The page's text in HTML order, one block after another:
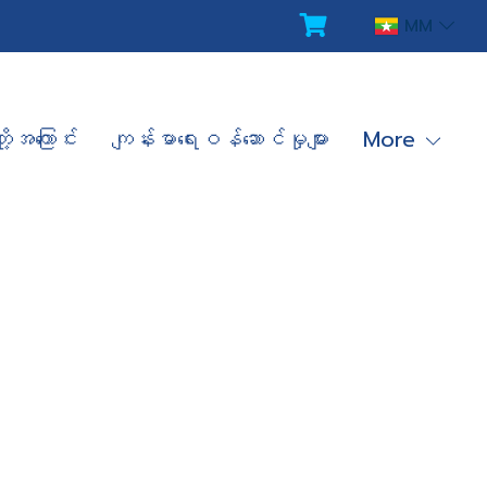
MM
ြောင်း ကျန်းမာရေးဝန်ဆောင်မှုများ More